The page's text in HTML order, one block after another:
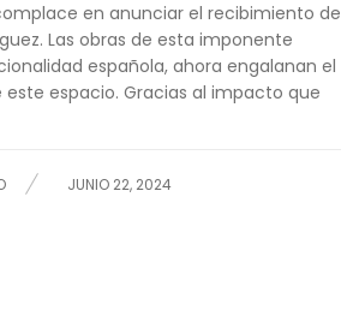
en anunciar el recibimiento de
Las obras de esta imponente
española, ahora engalanan el
espacio. Gracias al impacto que
JUNIO 22, 2024